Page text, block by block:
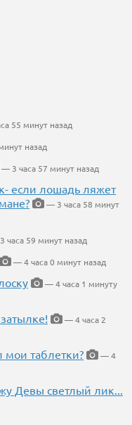
55 минут назад
назад
— 3 часа 57 минут назад
если лошадь ляжет
— 3 часа 58 минут
часа 59 минут назад
— 4 часа 0 минут назад
— 4 часа 1 минуту
— 4 часа 2
мои таблетки?
— 4
Девы светлый лик...